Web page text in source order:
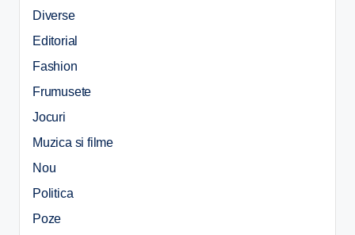
Diverse
Editorial
Fashion
Frumusete
Jocuri
Muzica si filme
Nou
Politica
Poze